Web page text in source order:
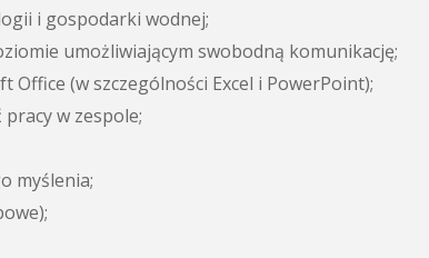
i gospodarki wodnej;
umożliwiającym swobodną komunikację;
(w szczególności Excel i PowerPoint);
w zespole;
myślenia;